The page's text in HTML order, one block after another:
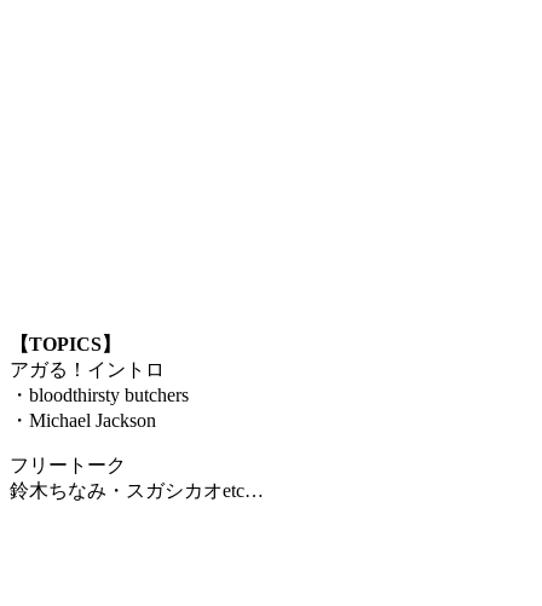
【TOPICS】
アガる！イントロ
・bloodthirsty butchers
・Michael Jackson
フリートーク
鈴木ちなみ・スガシカオetc…